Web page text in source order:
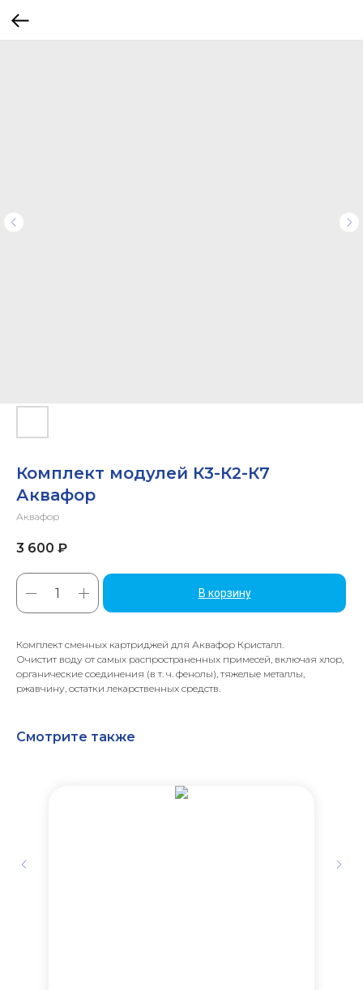
Комплект модулей К3-К2-К7
Аквафор
Аквафор
3 600 ₽
В корзину
Комплект сменных картриджей для Аквафор Кристалл.
Очистит воду от самых распространенных примесей, включая хлор,
органические соединения (в т. ч. фенолы), тяжелые металлы,
ржавчину, остатки лекарственных средств.
Смотрите также